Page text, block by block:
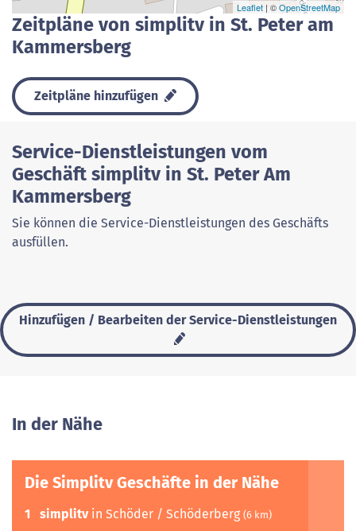
Leaflet | ©OpenStreetMap
Zeitpläne von simplitv in St. Peter am
Kammersberg
Zeitpläne hinzufügen
Service-Dienstleistungen vom
Geschäft simplitv in St. Peter Am
Kammersberg
Sie können die Service-Dienstleistungen des Geschäfts
ausfüllen.
Hinzufügen / Bearbeiten der Service-Dienstleistungen
In der Nähe
Die Simplitv Geschäfte in der Nähe
1 simplitvin Schöder / Schöderberg (6 km)